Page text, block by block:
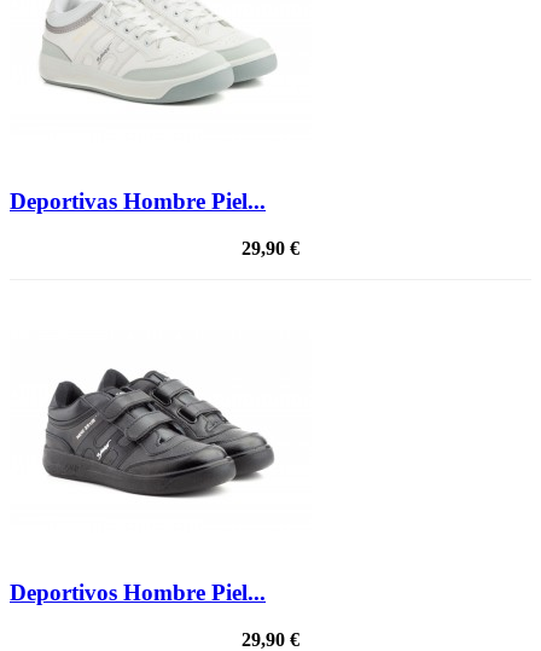
Deportivas Hombre Piel...
29,90 €
Deportivos Hombre Piel...
29,90 €